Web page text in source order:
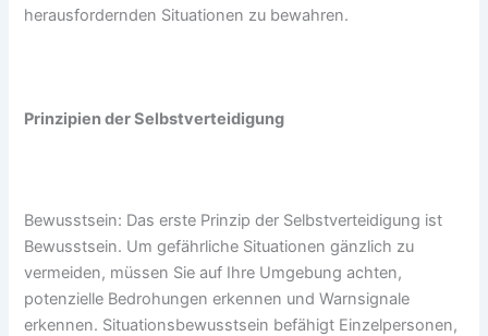
herausfordernden Situationen zu bewahren.
Prinzipien der Selbstverteidigung
Bewusstsein: Das erste Prinzip der Selbstverteidigung ist
Bewusstsein. Um gefährliche Situationen gänzlich zu
vermeiden, müssen Sie auf Ihre Umgebung achten,
potenzielle Bedrohungen erkennen und Warnsignale
erkennen. Situationsbewusstsein befähigt Einzelpersonen,